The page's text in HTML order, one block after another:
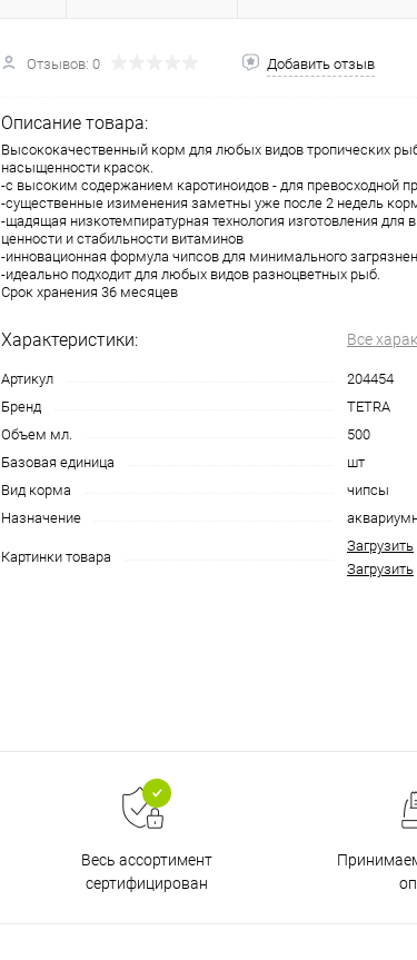
Отзывов: 0 Добавить отзыв
Описание товара:
Высококачественный корм для любых видов тропических
насыщенности красок.
-с высоким содержанием каротиноидов - для превосходной
-существенные изименения заметны уже после 2 недель
-щадящая низкотемпиратурная технология изготовления для
ценности и стабильности витаминов
-инновационная формула чипсов для минимального
-идеально подходит для любых видов разноцветных рыб.
Срок хранения 36 месяцев
Характеристики: Все
Артикул
204454
Бренд
TETRA
Объем мл.
500
Базовая единица
шт
Вид корма
чипсы
Назначение
Картинки товара
Загрузить
Загрузить
Весь ассортимент
сертифицирован